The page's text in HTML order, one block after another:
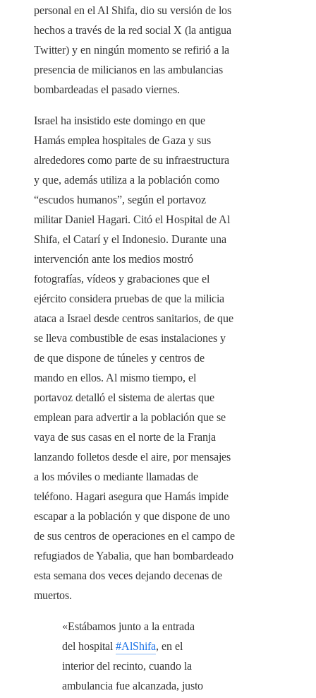
personal en el Al Shifa, dio su versión de los
hechos a través de la red social X (la antigua
Twitter) y en ningún momento se refirió a la
presencia de milicianos en las ambulancias
bombardeadas el pasado viernes.
Israel ha insistido este domingo en que
Hamás emplea hospitales de Gaza y sus
alrededores como parte de su infraestructura
y que, además utiliza a la población como
“escudos humanos”, según el portavoz
militar Daniel Hagari. Citó el Hospital de Al
Shifa, el Catarí y el Indonesio. Durante una
intervención ante los medios mostró
fotografías, vídeos y grabaciones que el
ejército considera pruebas de que la milicia
ataca a Israel desde centros sanitarios, de que
se lleva combustible de esas instalaciones y
de que dispone de túneles y centros de
mando en ellos. Al mismo tiempo, el
portavoz detalló el sistema de alertas que
emplean para advertir a la población que se
vaya de sus casas en el norte de la Franja
lanzando folletos desde el aire, por mensajes
a los móviles o mediante llamadas de
teléfono. Hagari asegura que Hamás impide
escapar a la población y que dispone de uno
de sus centros de operaciones en el campo de
refugiados de Yabalia, que han bombardeado
esta semana dos veces dejando decenas de
muertos.
«Estábamos junto a la entrada
del hospital #AlShifa, en el
interior del recinto, cuando la
ambulancia fue alcanzada, justo